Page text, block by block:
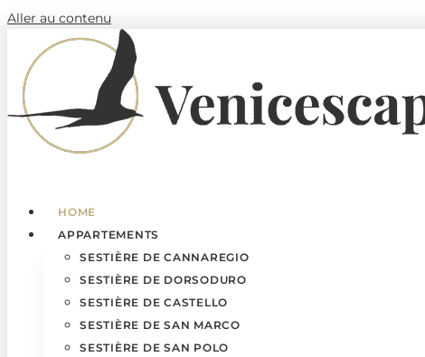
Aller au contenu
HOME
APPARTEMENTS
SESTIÈRE DE CANNAREGIO
SESTIÈRE DE DORSODURO
SESTIÈRE DE CASTELLO
SESTIÈRE DE SAN MARCO
SESTIÈRE DE SAN POLO